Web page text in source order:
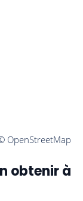
obtenir à